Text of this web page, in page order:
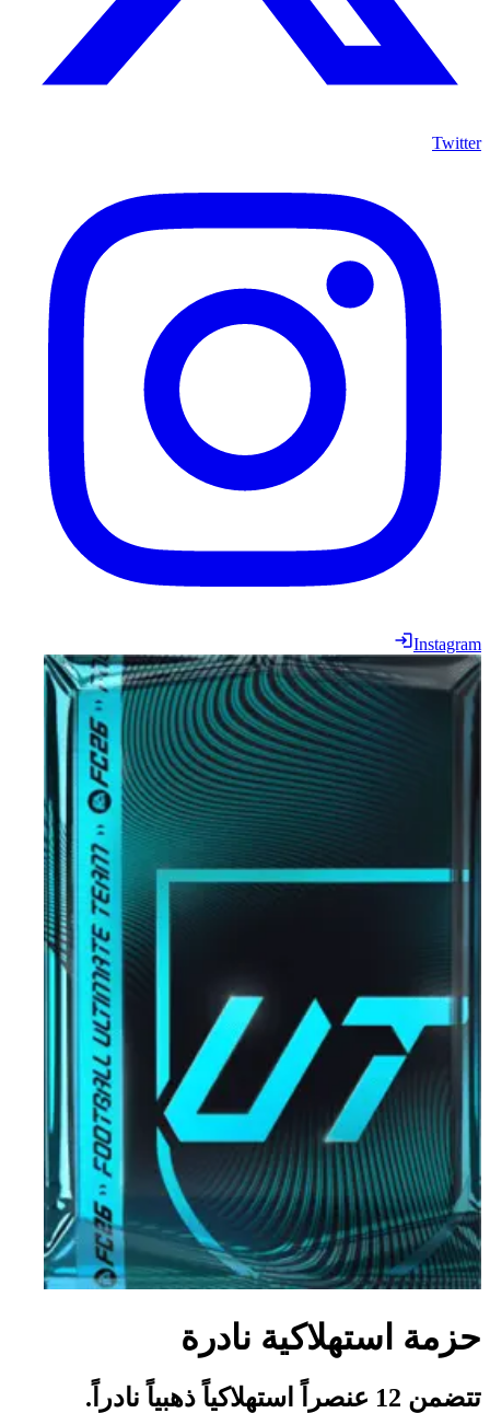
Twitter
Instagram
حزمة استهلاكية نادرة
تتضمن 12 عنصراً استهلاكياً ذهبياً نادراً.